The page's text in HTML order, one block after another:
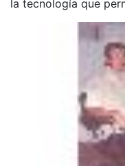
la tecnología que